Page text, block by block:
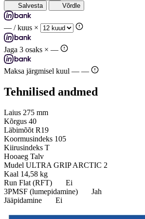
Salvesta
Võrdle
— / kuus ×
Jaga 3 osaks × —
Maksa järgmisel kuul — —
Tehnilised andmed
Laius 275 mm
Kõrgus 40
Läbimõõt R19
Koormusindeks 105
Kiirusindeks T
Hooaeg Talv
Mudel ULTRA GRIP ARCTIC 2
Kaal 14,58 kg
Run Flat (RFT)
Ei
3PMSF (lumepidamine)
Jah
Jääpidamine
Ei